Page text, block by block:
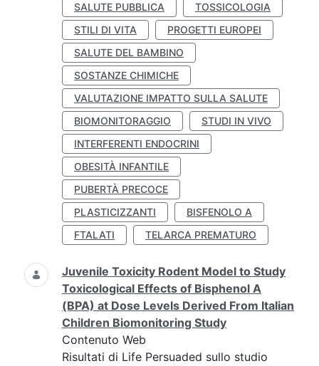
SALUTE PUBBLICA
TOSSICOLOGIA
STILI DI VITA
PROGETTI EUROPEI
SALUTE DEL BAMBINO
SOSTANZE CHIMICHE
VALUTAZIONE IMPATTO SULLA SALUTE
BIOMONITORAGGIO
STUDI IN VIVO
INTERFERENTI ENDOCRINI
OBESITÀ INFANTILE
PUBERTÀ PRECOCE
PLASTICIZZANTI
BISFENOLO A
FTALATI
TELARCA PREMATURO
Juvenile Toxicity Rodent Model to Study
Toxicological Effects of Bisphenol A
(BPA) at Dose Levels Derived From Italian
Children Biomonitoring Study
Contenuto Web
Risultati di Life Persuaded sullo studio